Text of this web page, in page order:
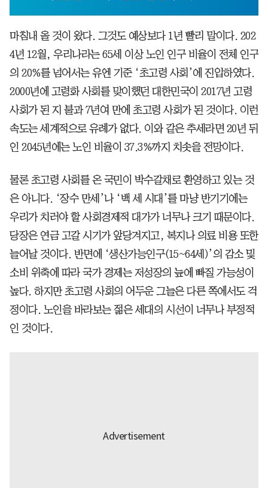
마침내 올 것이 왔다. 그것도 예상보다 1년 빨리 말이다. 202
4년 12월, 우리나라는 65세 이상 노인 인구 비율이 전체 인구
의 20%를 넘어서는 유엔 기준 ‘초고령 사회’에 진입하였다.
2000년에 고령화 사회를 맞이했던 대한민국이 2017년 고령
사회가 된 지 불과 7년여 만에 초고령 사회가 된 것이다. 이런
속도는 세계적으로 유례가 없다. 이와 같은 추세라면 20년 뒤
인 2045년에는 노인 비율이 37.3%까지 치솟을 전망이다.
물론 초고령 사회를 온 국민이 박수갈채로 환영하고 있는 것
은 아니다. ‘장수 만세’나 ‘백 세 시대’를 마냥 반기기에는
우리가 치러야 할 사회경제적 대가가 너무나 크기 때문이다.
당장은 연금 고갈 시기가 앞당겨지고, 복지나 의료 비용 또한
늘어날 것이다. 반면에 ‘생산가능인구(15~64세)’의 감소 및
소비 위축에 따라 국가 경제는 저성장의 늪에 빠질 가능성이
높다. 하지만 초고령 사회의 어두운 그늘은 다른 쪽에서도 걱
정이다. 노인을 바라보는 젊은 세대의 시선이 너무나 부정적
인 것이다.